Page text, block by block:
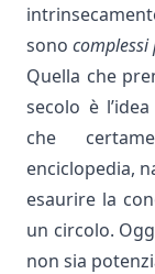
sono complessi
Quella che
secolo è
che
enciclopedia,
esaurire la
un circolo.
non sia